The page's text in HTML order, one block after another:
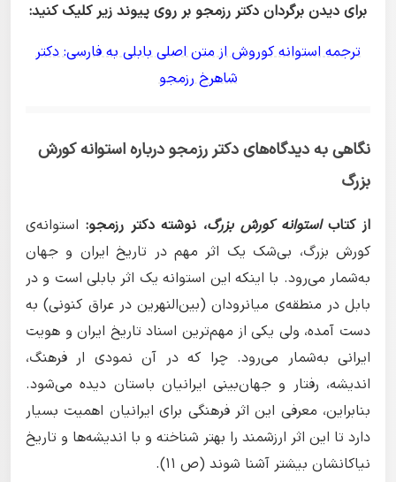
برای دیدن برگردان دکتر رزمجو بر روی پیوند زیر کلیک کنید:
ترجمه استوانه کوروش از متن اصلی بابلی به فارسی: دکتر
شاهرخ رزمجو
نگاهی به دیدگاه‌های دکتر رزمجو درباره استوانه کورش
بزرگ
از کتاباستوانه کورش بزرگ، نوشته دکتر رزمجو: استوانه‌ی
کورش بزرگ، بی‌شک یک اثر مهم در تاریخ ایران و جهان
به‌شمار می‌رود. با اینکه این استوانه یک اثر بابلی است و در
بابل در منطقه‌ی میانرودان (بین‌النهرین در عراق کنونی) به
دست آمده، ولی یکی از مهم‌ترین اسناد تاریخ ایران و هویت
ایرانی به‌شمار می‌رود. چرا که در آن نمودی ار فرهنگ،
اندیشه، رفتار و جهان‌بینی ایرانیان باستان دیده‌ می‌شود.
بنابراین، معرفی این اثر فرهنگی برای ایرانیان اهمیت بسیار
دارد تا این اثر ارزشمند را بهتر شناخته و با اندیشه‌ها و تاریخ
نیاکانشان بیشتر آشنا شوند (ص 11).